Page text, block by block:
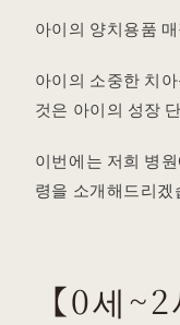
아이의 양치용품
아이의 소중한 치
것은 아이의 성장
이번에는 저희 병
령을 소개해드리겠
【0세